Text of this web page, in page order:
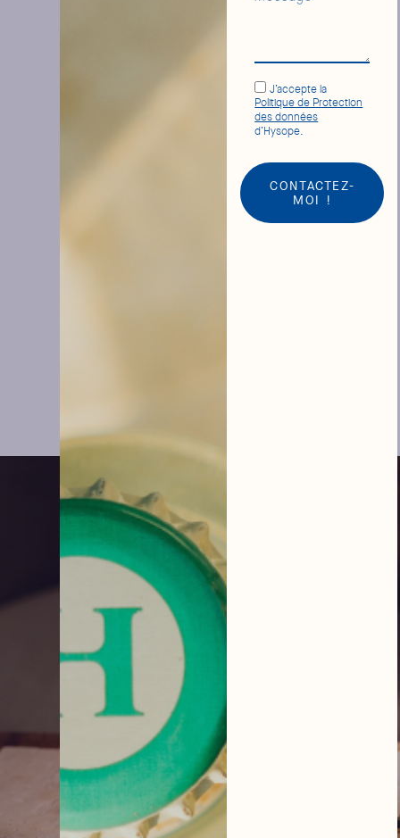
J’accepte la
Politique de Protection
des données
d’Hysope.
CONTACTEZ-
MOI !